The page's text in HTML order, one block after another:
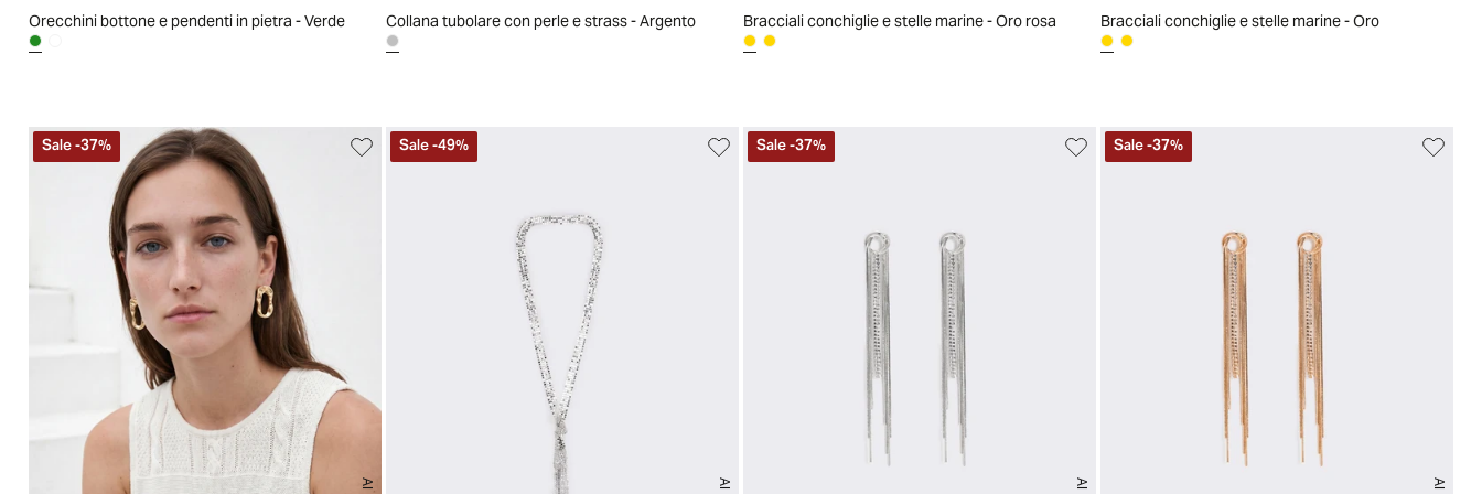
Orecchini bottone e pendenti in pietra - Verde
Collana tubolare con perle e strass - Argento
Bracciali conchiglie e stelle marine - Oro rosa
Bracciali conchiglie e stelle marine - Oro
Sale-37% Sale-49% Sale-37% Sale-37%